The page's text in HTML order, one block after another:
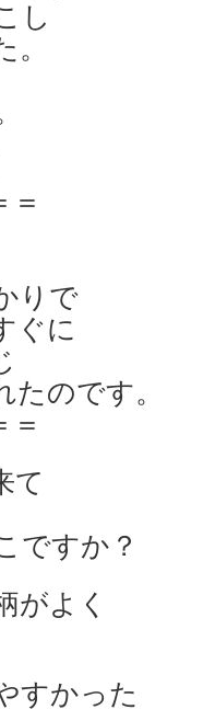
し
＝
りで
ぐに
のです。
＝
て
ですか？
がよく
すかった